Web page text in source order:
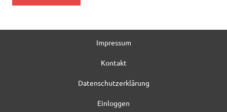
Impressum
Kontakt
Datenschutzerklärung
Einloggen